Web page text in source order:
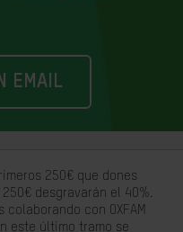
EMAIL
250€ que dones
desgravarán el 40%.
con OXFAM
este último tramo se